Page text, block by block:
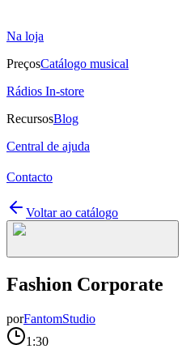
Na loja
PreçosCatálogo musical
Rádios In-store
RecursosBlog
Central de ajuda
Contacto
Voltar ao catálogo
Fashion Corporate
porFantomStudio
1:30